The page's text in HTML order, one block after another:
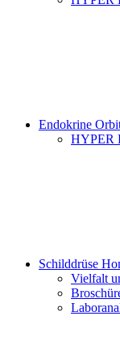
Endokrine
HYPER
Schilddrüse
Vielfalt